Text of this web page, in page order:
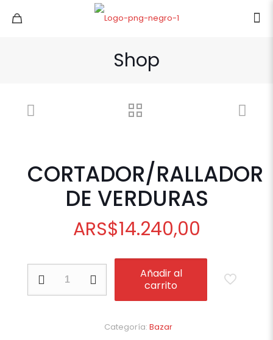
Shop
CORTADOR/RALLADOR
DE VERDURAS
ARS$14.240,00
VERDURAS
Añadir al
carrito
Categoría: Bazar